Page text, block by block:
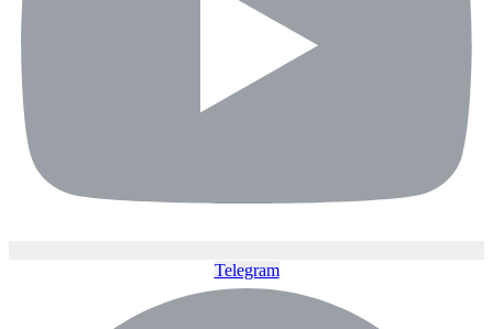
Telegram